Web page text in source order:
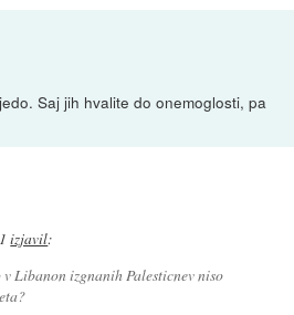
Saj jih hvalite do onemoglosti, pa
izjavil:
Libanon izgnanih Palesticnev niso